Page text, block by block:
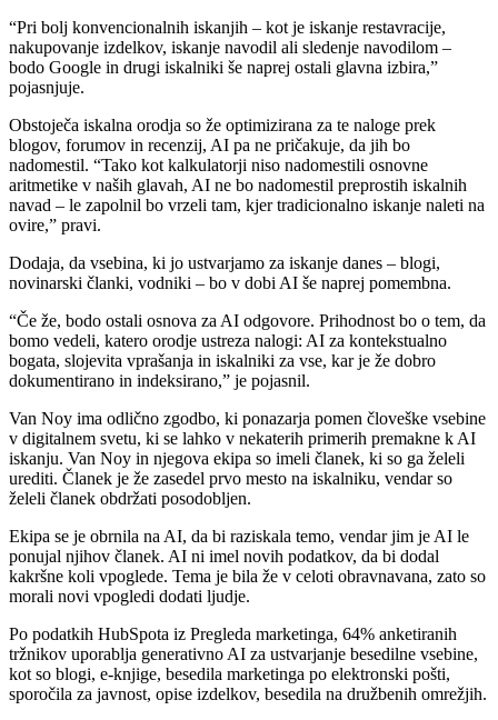
“Pri bolj konvencionalnih iskanjih – kot je iskanje restavracije,
nakupovanje izdelkov, iskanje navodil ali sledenje navodilom –
bodo Google in drugi iskalniki še naprej ostali glavna izbira,”
pojasnjuje.
Obstoječa iskalna orodja so že optimizirana za te naloge prek
blogov, forumov in recenzij, AI pa ne pričakuje, da jih bo
nadomestil. “Tako kot kalkulatorji niso nadomestili osnovne
aritmetike v naših glavah, AI ne bo nadomestil preprostih iskalnih
navad – le zapolnil bo vrzeli tam, kjer tradicionalno iskanje naleti na
ovire,” pravi.
Dodaja, da vsebina, ki jo ustvarjamo za iskanje danes – blogi,
novinarski članki, vodniki – bo v dobi AI še naprej pomembna.
“Če že, bodo ostali osnova za AI odgovore. Prihodnost bo o tem, da
bomo vedeli, katero orodje ustreza nalogi: AI za kontekstualno
bogata, slojevita vprašanja in iskalniki za vse, kar je že dobro
dokumentirano in indeksirano,” je pojasnil.
Van Noy ima odlično zgodbo, ki ponazarja pomen človeške vsebine
v digitalnem svetu, ki se lahko v nekaterih primerih premakne k AI
iskanju. Van Noy in njegova ekipa so imeli članek, ki so ga želeli
urediti. Članek je že zasedel prvo mesto na iskalniku, vendar so
želeli članek obdržati posodobljen.
Ekipa se je obrnila na AI, da bi raziskala temo, vendar jim je AI le
ponujal njihov članek. AI ni imel novih podatkov, da bi dodal
kakršne koli vpoglede. Tema je bila že v celoti obravnavana, zato so
morali novi vpogledi dodati ljudje.
Po podatkih HubSpota iz Pregleda marketinga, 64% anketiranih
tržnikov uporablja generativno AI za ustvarjanje besedilne vsebine,
kot so blogi, e-knjige, besedila marketinga po elektronski pošti,
sporočila za javnost, opise izdelkov, besedila na družbenih omrežjih.